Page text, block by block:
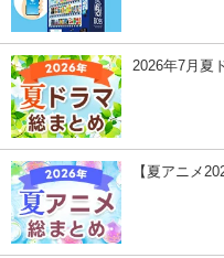
2026年7月夏
【夏アニメ